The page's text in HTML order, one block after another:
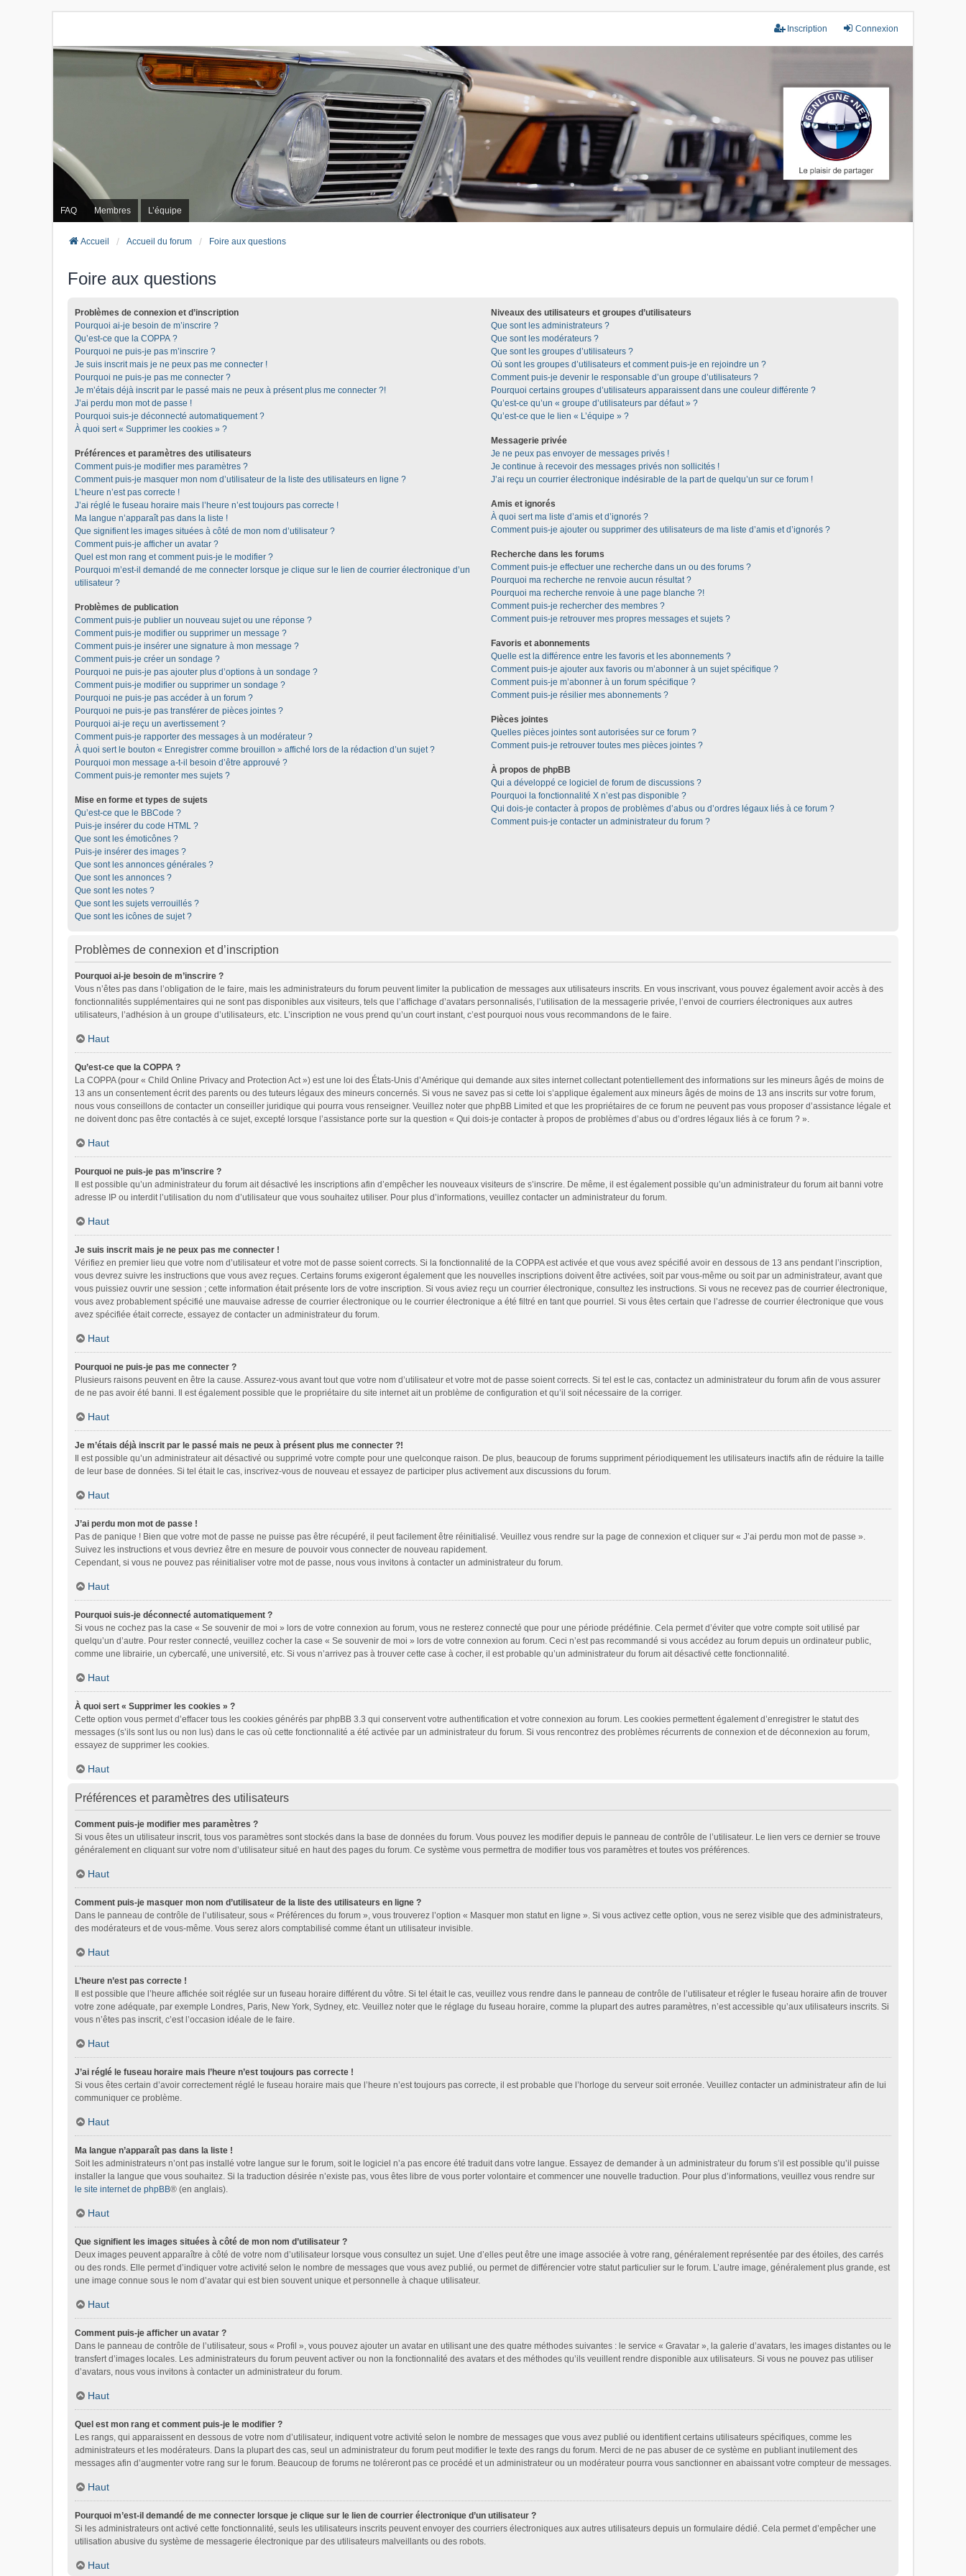
Connexion
Inscription
FAQ Membres L’équipe
Accueil Accueil du forum Foire aux questions
Foire aux questions
Problèmes de connexion et d’inscription
Pourquoi ai-je besoin de m’inscrire ?
Qu’est-ce que la COPPA ?
Pourquoi ne puis-je pas m’inscrire ?
Je suis inscrit mais je ne peux pas me connecter !
Pourquoi ne puis-je pas me connecter ?
Je m’étais déjà inscrit par le passé mais ne peux à présent plus me connecter ?!
J’ai perdu mon mot de passe !
Pourquoi suis-je déconnecté automatiquement ?
À quoi sert « Supprimer les cookies » ?
Préférences et paramètres des utilisateurs
Comment puis-je modifier mes paramètres ?
Comment puis-je masquer mon nom d’utilisateur de la liste des utilisateurs en ligne ?
L’heure n’est pas correcte !
J’ai réglé le fuseau horaire mais l’heure n’est toujours pas correcte !
Ma langue n’apparaît pas dans la liste !
Que signifient les images situées à côté de mon nom d’utilisateur ?
Comment puis-je afficher un avatar ?
Quel est mon rang et comment puis-je le modifier ?
Pourquoi m’est-il demandé de me connecter lorsque je clique sur le lien de courrier électronique d’un
utilisateur ?
Problèmes de publication
Comment puis-je publier un nouveau sujet ou une réponse ?
Comment puis-je modifier ou supprimer un message ?
Comment puis-je insérer une signature à mon message ?
Comment puis-je créer un sondage ?
Pourquoi ne puis-je pas ajouter plus d’options à un sondage ?
Comment puis-je modifier ou supprimer un sondage ?
Pourquoi ne puis-je pas accéder à un forum ?
Pourquoi ne puis-je pas transférer de pièces jointes ?
Pourquoi ai-je reçu un avertissement ?
Comment puis-je rapporter des messages à un modérateur ?
À quoi sert le bouton « Enregistrer comme brouillon » affiché lors de la rédaction d’un sujet ?
Pourquoi mon message a-t-il besoin d’être approuvé ?
Comment puis-je remonter mes sujets ?
Mise en forme et types de sujets
Qu’est-ce que le BBCode ?
Puis-je insérer du code HTML ?
Que sont les émoticônes ?
Puis-je insérer des images ?
Que sont les annonces générales ?
Que sont les annonces ?
Que sont les notes ?
Que sont les sujets verrouillés ?
Que sont les icônes de sujet ?
Niveaux des utilisateurs et groupes d’utilisateurs
Que sont les administrateurs ?
Que sont les modérateurs ?
Que sont les groupes d’utilisateurs ?
Où sont les groupes d’utilisateurs et comment puis-je en rejoindre un ?
Comment puis-je devenir le responsable d’un groupe d’utilisateurs ?
Pourquoi certains groupes d’utilisateurs apparaissent dans une couleur différente ?
Qu’est-ce qu’un « groupe d’utilisateurs par défaut » ?
Qu’est-ce que le lien « L’équipe » ?
Messagerie privée
Je ne peux pas envoyer de messages privés !
Je continue à recevoir des messages privés non sollicités !
J’ai reçu un courrier électronique indésirable de la part de quelqu’un sur ce forum !
Amis et ignorés
À quoi sert ma liste d’amis et d’ignorés ?
Comment puis-je ajouter ou supprimer des utilisateurs de ma liste d’amis et d’ignorés ?
Recherche dans les forums
Comment puis-je effectuer une recherche dans un ou des forums ?
Pourquoi ma recherche ne renvoie aucun résultat ?
Pourquoi ma recherche renvoie à une page blanche ?!
Comment puis-je rechercher des membres ?
Comment puis-je retrouver mes propres messages et sujets ?
Favoris et abonnements
Quelle est la différence entre les favoris et les abonnements ?
Comment puis-je ajouter aux favoris ou m’abonner à un sujet spécifique ?
Comment puis-je m’abonner à un forum spécifique ?
Comment puis-je résilier mes abonnements ?
Pièces jointes
Quelles pièces jointes sont autorisées sur ce forum ?
Comment puis-je retrouver toutes mes pièces jointes ?
À propos de phpBB
Qui a développé ce logiciel de forum de discussions ?
Pourquoi la fonctionnalité X n’est pas disponible ?
Qui dois-je contacter à propos de problèmes d’abus ou d’ordres légaux liés à ce forum ?
Comment puis-je contacter un administrateur du forum ?
Problèmes de connexion et d’inscription
Pourquoi ai-je besoin de m’inscrire ?
Vous n’êtes pas dans l’obligation de le faire, mais les administrateurs du forum peuvent limiter la publication de messages aux utilisateurs inscrits. En vous inscrivant, vous pouvez également avoir accès à des
fonctionnalités supplémentaires qui ne sont pas disponibles aux visiteurs, tels que l’affichage d’avatars personnalisés, l’utilisation de la messagerie privée, l’envoi de courriers électroniques aux autres
utilisateurs, l’adhésion à un groupe d’utilisateurs, etc. L’inscription ne vous prend qu’un court instant, c’est pourquoi nous vous recommandons de le faire.
Haut
Qu’est-ce que la COPPA ?
La COPPA (pour « Child Online Privacy and Protection Act ») est une loi des États-Unis d’Amérique qui demande aux sites internet collectant potentiellement des informations sur les mineurs âgés de moins de
13 ans un consentement écrit des parents ou des tuteurs légaux des mineurs concernés. Si vous ne savez pas si cette loi s’applique également aux mineurs âgés de moins de 13 ans inscrits sur votre forum,
nous vous conseillons de contacter un conseiller juridique qui pourra vous renseigner. Veuillez noter que phpBB Limited et que les propriétaires de ce forum ne peuvent pas vous proposer d’assistance légale et
ne doivent donc pas être contactés à ce sujet, excepté lorsque l’assistance porte sur la question « Qui dois-je contacter à propos de problèmes d’abus ou d’ordres légaux liés à ce forum ? ».
Haut
Pourquoi ne puis-je pas m’inscrire ?
Il est possible qu’un administrateur du forum ait désactivé les inscriptions afin d’empêcher les nouveaux visiteurs de s’inscrire. De même, il est également possible qu’un administrateur du forum ait banni votre
adresse IP ou interdit l’utilisation du nom d’utilisateur que vous souhaitez utiliser. Pour plus d’informations, veuillez contacter un administrateur du forum.
Haut
Je suis inscrit mais je ne peux pas me connecter !
Vérifiez en premier lieu que votre nom d’utilisateur et votre mot de passe soient corrects. Si la fonctionnalité de la COPPA est activée et que vous avez spécifié avoir en dessous de 13 ans pendant l’inscription,
vous devrez suivre les instructions que vous avez reçues. Certains forums exigeront également que les nouvelles inscriptions doivent être activées, soit par vous-même ou soit par un administrateur, avant que
vous puissiez ouvrir une session ; cette information était présente lors de votre inscription. Si vous aviez reçu un courrier électronique, consultez les instructions. Si vous ne recevez pas de courrier électronique,
vous avez probablement spécifié une mauvaise adresse de courrier électronique ou le courrier électronique a été filtré en tant que pourriel. Si vous êtes certain que l’adresse de courrier électronique que vous
avez spécifiée était correcte, essayez de contacter un administrateur du forum.
Haut
Pourquoi ne puis-je pas me connecter ?
Plusieurs raisons peuvent en être la cause. Assurez-vous avant tout que votre nom d’utilisateur et votre mot de passe soient corrects. Si tel est le cas, contactez un administrateur du forum afin de vous assurer
de ne pas avoir été banni. Il est également possible que le propriétaire du site internet ait un problème de configuration et qu’il soit nécessaire de la corriger.
Haut
Je m’étais déjà inscrit par le passé mais ne peux à présent plus me connecter ?!
Il est possible qu’un administrateur ait désactivé ou supprimé votre compte pour une quelconque raison. De plus, beaucoup de forums suppriment périodiquement les utilisateurs inactifs afin de réduire la taille
de leur base de données. Si tel était le cas, inscrivez-vous de nouveau et essayez de participer plus activement aux discussions du forum.
Haut
J’ai perdu mon mot de passe !
Pas de panique ! Bien que votre mot de passe ne puisse pas être récupéré, il peut facilement être réinitialisé. Veuillez vous rendre sur la page de connexion et cliquer sur « J’ai perdu mon mot de passe ».
Suivez les instructions et vous devriez être en mesure de pouvoir vous connecter de nouveau rapidement.
Cependant, si vous ne pouvez pas réinitialiser votre mot de passe, nous vous invitons à contacter un administrateur du forum.
Haut
Pourquoi suis-je déconnecté automatiquement ?
Si vous ne cochez pas la case « Se souvenir de moi » lors de votre connexion au forum, vous ne resterez connecté que pour une période prédéfinie. Cela permet d’éviter que votre compte soit utilisé par
quelqu’un d’autre. Pour rester connecté, veuillez cocher la case « Se souvenir de moi » lors de votre connexion au forum. Ceci n’est pas recommandé si vous accédez au forum depuis un ordinateur public,
comme une librairie, un cybercafé, une université, etc. Si vous n’arrivez pas à trouver cette case à cocher, il est probable qu’un administrateur du forum ait désactivé cette fonctionnalité.
Haut
À quoi sert « Supprimer les cookies » ?
Cette option vous permet d’effacer tous les cookies générés par phpBB 3.3 qui conservent votre authentification et votre connexion au forum. Les cookies permettent également d’enregistrer le statut des
messages (s’ils sont lus ou non lus) dans le cas où cette fonctionnalité a été activée par un administrateur du forum. Si vous rencontrez des problèmes récurrents de connexion et de déconnexion au forum,
essayez de supprimer les cookies.
Haut
Préférences et paramètres des utilisateurs
Comment puis-je modifier mes paramètres ?
Si vous êtes un utilisateur inscrit, tous vos paramètres sont stockés dans la base de données du forum. Vous pouvez les modifier depuis le panneau de contrôle de l’utilisateur. Le lien vers ce dernier se trouve
généralement en cliquant sur votre nom d’utilisateur situé en haut des pages du forum. Ce système vous permettra de modifier tous vos paramètres et toutes vos préférences.
Haut
Comment puis-je masquer mon nom d’utilisateur de la liste des utilisateurs en ligne ?
Dans le panneau de contrôle de l’utilisateur, sous « Préférences du forum », vous trouverez l’option « Masquer mon statut en ligne ». Si vous activez cette option, vous ne serez visible que des administrateurs,
des modérateurs et de vous-même. Vous serez alors comptabilisé comme étant un utilisateur invisible.
Haut
L’heure n’est pas correcte !
Il est possible que l’heure affichée soit réglée sur un fuseau horaire différent du vôtre. Si tel était le cas, veuillez vous rendre dans le panneau de contrôle de l’utilisateur et régler le fuseau horaire afin de trouver
votre zone adéquate, par exemple Londres, Paris, New York, Sydney, etc. Veuillez noter que le réglage du fuseau horaire, comme la plupart des autres paramètres, n’est accessible qu’aux utilisateurs inscrits. Si
vous n’êtes pas inscrit, c’est l’occasion idéale de le faire.
Haut
J’ai réglé le fuseau horaire mais l’heure n’est toujours pas correcte !
Si vous êtes certain d’avoir correctement réglé le fuseau horaire mais que l’heure n’est toujours pas correcte, il est probable que l’horloge du serveur soit erronée. Veuillez contacter un administrateur afin de lui
communiquer ce problème.
Haut
Ma langue n’apparaît pas dans la liste !
Soit les administrateurs n’ont pas installé votre langue sur le forum, soit le logiciel n’a pas encore été traduit dans votre langue. Essayez de demander à un administrateur du forum s’il est possible qu’il puisse
installer la langue que vous souhaitez. Si la traduction désirée n’existe pas, vous êtes libre de vous porter volontaire et commencer une nouvelle traduction. Pour plus d’informations, veuillez vous rendre sur
le site internet de phpBB® (en anglais).
Haut
Que signifient les images situées à côté de mon nom d’utilisateur ?
Deux images peuvent apparaître à côté de votre nom d’utilisateur lorsque vous consultez un sujet. Une d’elles peut être une image associée à votre rang, généralement représentée par des étoiles, des carrés
ou des ronds. Elle permet d’indiquer votre activité selon le nombre de messages que vous avez publié, ou permet de différencier votre statut particulier sur le forum. L’autre image, généralement plus grande, est
une image connue sous le nom d’avatar qui est bien souvent unique et personnelle à chaque utilisateur.
Haut
Comment puis-je afficher un avatar ?
Dans le panneau de contrôle de l’utilisateur, sous « Profil », vous pouvez ajouter un avatar en utilisant une des quatre méthodes suivantes : le service « Gravatar », la galerie d’avatars, les images distantes ou le
transfert d’images locales. Les administrateurs du forum peuvent activer ou non la fonctionnalité des avatars et des méthodes qu’ils veuillent rendre disponible aux utilisateurs. Si vous ne pouvez pas utiliser
d’avatars, nous vous invitons à contacter un administrateur du forum.
Haut
Quel est mon rang et comment puis-je le modifier ?
Les rangs, qui apparaissent en dessous de votre nom d’utilisateur, indiquent votre activité selon le nombre de messages que vous avez publié ou identifient certains utilisateurs spécifiques, comme les
administrateurs et les modérateurs. Dans la plupart des cas, seul un administrateur du forum peut modifier le texte des rangs du forum. Merci de ne pas abuser de ce système en publiant inutilement des
messages afin d’augmenter votre rang sur le forum. Beaucoup de forums ne toléreront pas ce procédé et un administrateur ou un modérateur pourra vous sanctionner en abaissant votre compteur de messages.
Haut
Pourquoi m’est-il demandé de me connecter lorsque je clique sur le lien de courrier électronique d’un utilisateur ?
Si les administrateurs ont activé cette fonctionnalité, seuls les utilisateurs inscrits peuvent envoyer des courriers électroniques aux autres utilisateurs depuis un formulaire dédié. Cela permet d’empêcher une
utilisation abusive du système de messagerie électronique par des utilisateurs malveillants ou des robots.
Haut